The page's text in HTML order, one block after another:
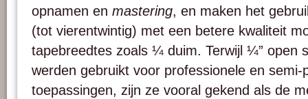
opnamen en mastering, en maken het
(tot vierentwintig) met een betere kwaliteit
tapebreedtes zoals ¼ duim. Terwijl ¼” open
werden gebruikt voor professionele en semi-
toepassingen, zijn ze vooral gekend als de